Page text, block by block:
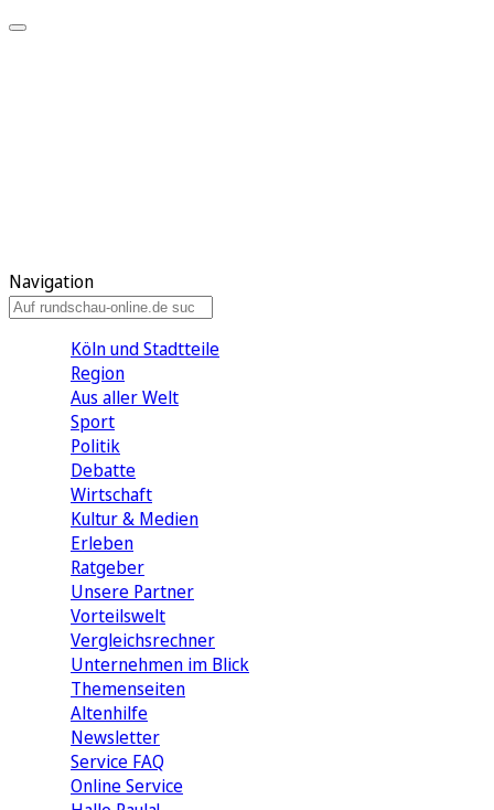
Navigation
Köln und Stadtteile
Region
Aus aller Welt
Sport
Politik
Debatte
Wirtschaft
Kultur & Medien
Erleben
Ratgeber
Unsere Partner
Vorteilswelt
Vergleichsrechner
Unternehmen im Blick
Themenseiten
Altenhilfe
Newsletter
Service FAQ
Online Service